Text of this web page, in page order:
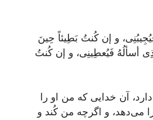
و إن کُنتُ بَطِیئاً حِینَ
أسألُهُ فَیُعطِینِی، و إن کُنتُ
آن خدایی که من او را
می‌دهد، و اگرچه من کُند و